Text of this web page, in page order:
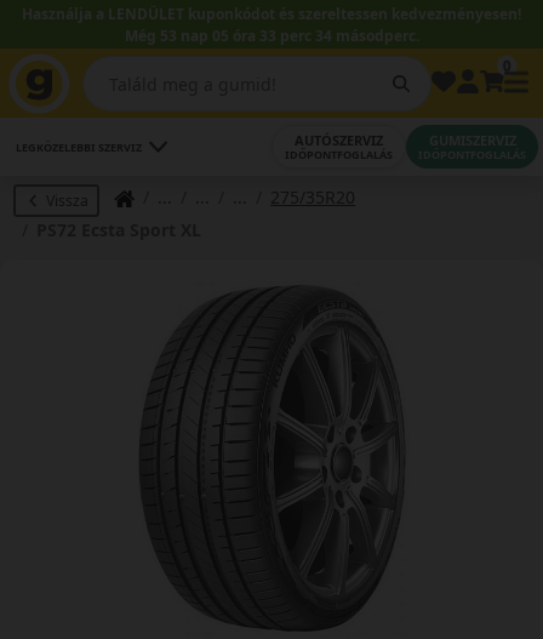
Használja a LENDÜLET kuponkódot és szereltessen kedvezményesen!
Még 53 nap 05 óra 33 perc 34 másodperc.
LEGKÖZELEBBI SZERVIZ AUTÓSZERVIZ
IDŐPONTFOGLALÁS
GUMISZERVIZ
IDŐPONTFOGLALÁS
Vissza
275/35R20